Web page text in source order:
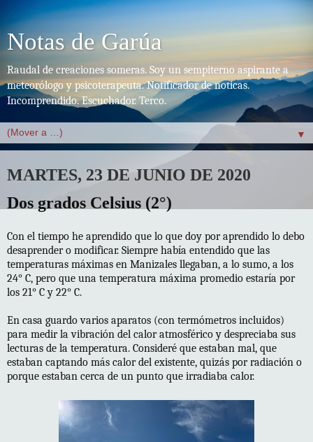
Notas de Garúa
Raudal de creaciones someras. Soy un sempiterno aspirante a
meteorólogo y psicoterapeuta. Notificador de noticas.
Incomprendido. Escuchador. Terco.
▼
MARTES, 23 DE JUNIO DE 2020
Dos grados Celsius (2°)
Con el tiempo he aprendido que lo que doy por aprendido lo debo
desaprender o modificar. Siempre había entendido que las
temperaturas máximas en Manizales llegaban, a lo sumo, a los
24° C, pero que una temperatura máxima promedio estaría por
los 21° C y 22° C.
En casa guardo varios aparatos (con termómetros incluidos)
para medir la vibración del calor atmosférico y despreciaba sus
lecturas de la temperatura. Consideré que estaban mal, que
estaban captando más calor del existente, quizás por radiación o
porque estaban cerca de un punto que irradiaba calor.